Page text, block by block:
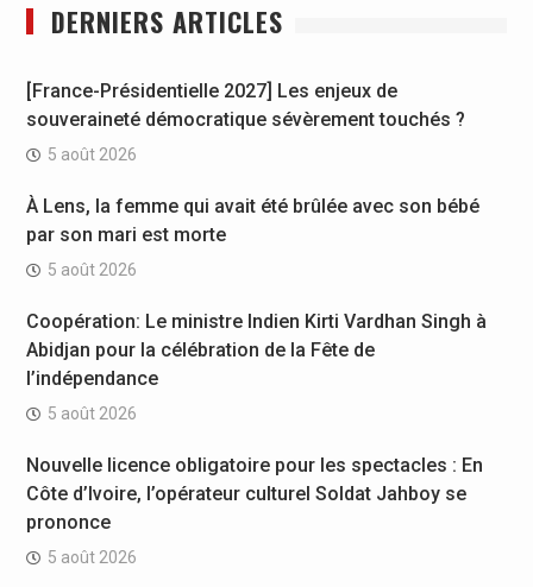
DERNIERS ARTICLES
[France-Présidentielle 2027] Les enjeux de
souveraineté démocratique sévèrement touchés ?
5 août 2026
À Lens, la femme qui avait été brûlée avec son bébé
par son mari est morte
5 août 2026
Coopération: Le ministre Indien Kirti Vardhan Singh à
Abidjan pour la célébration de la Fête de
l’indépendance
5 août 2026
Nouvelle licence obligatoire pour les spectacles : En
Côte d’Ivoire, l’opérateur culturel Soldat Jahboy se
prononce
5 août 2026